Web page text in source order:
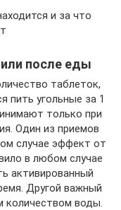
и за что
после еды
таблеток,
пить угольные за 1
только при
Один из приемов
случае эффект от
в любом случае
активированный
Другой важный
количеством воды.